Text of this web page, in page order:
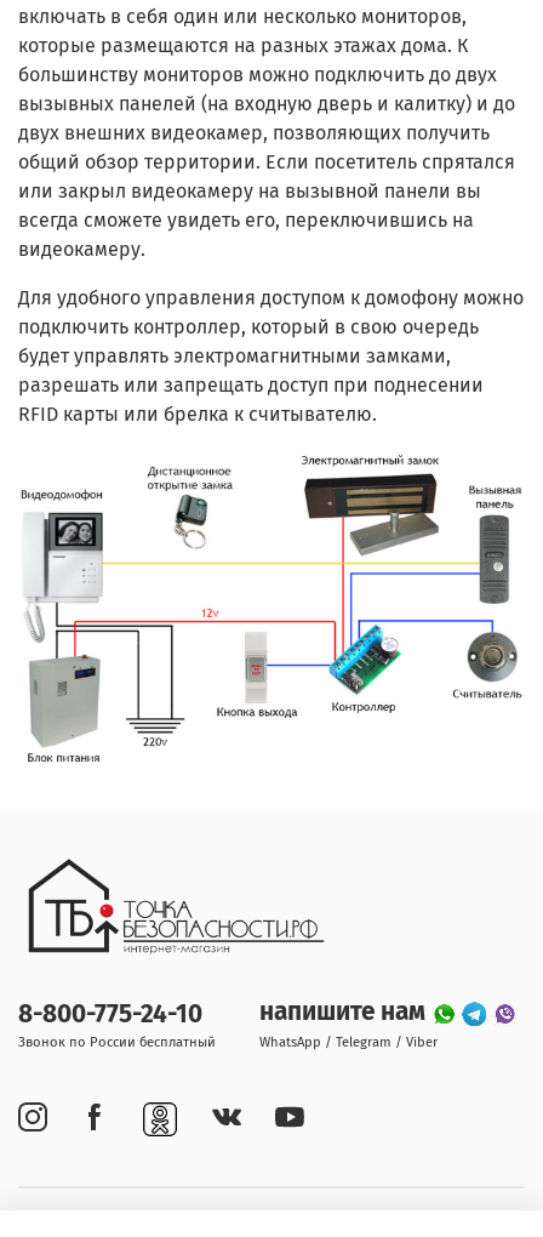
включать в себя один или несколько мониторов,
которые размещаются на разных этажах дома. К
большинству мониторов можно подключить до двух
вызывных панелей (на входную дверь и калитку) и до
двух внешних видеокамер, позволяющих получить
общий обзор территории. Если посетитель спрятался
или закрыл видеокамеру на вызывной панели вы
всегда сможете увидеть его, переключившись на
видеокамеру.
Для удобного управления доступом к домофону можно
подключить контроллер, который в свою очередь
будет управлять электромагнитными замками,
разрешать или запрещать доступ при поднесении
RFID карты или брелка к считывателю.
8-800-775-24-10
Звонок по России бесплатный
напишите нам
WhatsApp / Telegram / Viber